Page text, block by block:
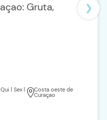
Gruta,
| Sex | Costa oeste de
Curaçao